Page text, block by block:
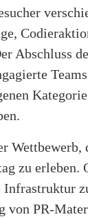
Abschluss
zu erleben.
von PR-